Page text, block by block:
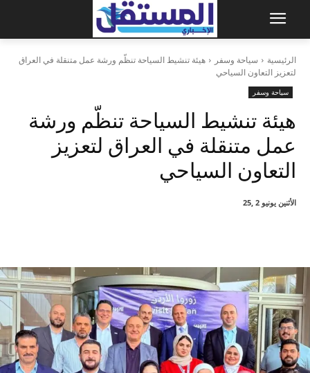
الرئيسية سياحة وسفر
هيئة تنشيط السياحة تنظّم ورشة عمل متنقلة في العراق
لتعزيز التعاون السياحي
سياحة وسفر
هيئة تنشيط السياحة تنظّم ورشة
عمل متنقلة في العراق لتعزيز
التعاون السياحي
الأثنين يونيو 2 ,25